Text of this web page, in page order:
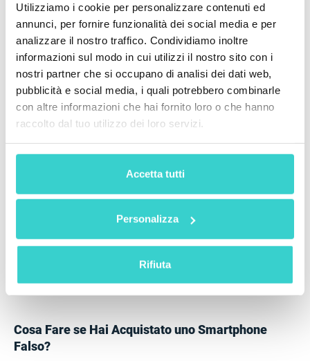
Utilizziamo i cookie per personalizzare contenuti ed
annunci, per fornire funzionalità dei social media e per
analizzare il nostro traffico. Condividiamo inoltre
informazioni sul modo in cui utilizzi il nostro sito con i
nostri partner che si occupano di analisi dei dati web,
pubblicità e social media, i quali potrebbero combinarle
con altre informazioni che hai fornito loro o che hanno
raccolto dal tuo utilizzo dei loro servizi.
Accetta tutti
Personalizza
Rifiuta
cover posteriore e l'aspetto del logo per verificarne
l'autenticità.
Nel complesso, il test del software, insieme a controlli
più efficace per rilevare dispositivi non genuini.
Cosa Fare se Hai Acquistato uno Smartphone
Falso?